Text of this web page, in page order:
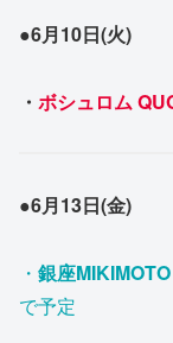
●6月10日(火)
・ ボシュロム
●6月13日(金)
・ 銀座
で予定